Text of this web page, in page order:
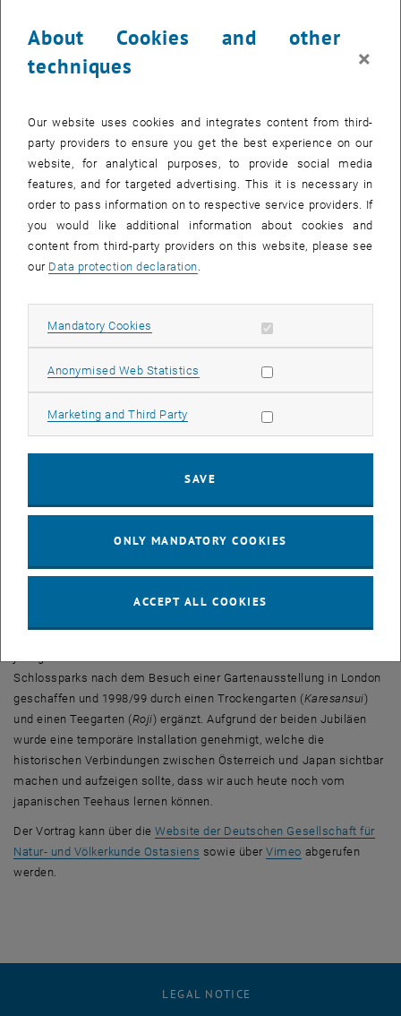
© Iris Mach | TU Wien
Learning from the Japanese Teahouse
Announcement Lecture
Dr. Iris Mach: „Lernen vom japanischen Teehaus. Im Kontext des
150-jährigen Jubiläums der Wiener Weltausstellung“
Das Jahr 2023 markiert das 150-jährige Jubiläum der Wiener
Weltausstellung (1873), an der Japan erstmals nach seiner über
250-jährigen Abschottung („sakoku“, ca. 1603-1868) teilnahm. Die
dort gezeigten Kunstgegenstände und architektonischen Modelle
des „Japonismus“ in Europa, deren Einflüsse bis heute fortdauern.
Auf den Spuren dieser kulturellen Wechselwirkungen widmete sich
dem japanischen Teehaus (Chashitsu
), welches bereits seit
Studierende der Architekturfakultät der TU Wien setzten sich mit der
Architektursprache übersetzt und für die heutige Architekturpraxis
aufgezeigt, das nachweislich von der japanischen Architektur
Schlossparks nach dem Besuch einer Gartenausstellung in London
geschaffen und 1998/99 durch einen Trockengarten (Karesansui)
und einen Teegarten (Roji) ergänzt. Aufgrund der beiden Jubiläen
wurde eine temporäre Installation genehmigt, welche die
historischen Verbindungen zwischen Österreich und Japan sichtbar
machen und aufzeigen sollte, dass wir auch heute noch vom
japanischen Teehaus lernen können.
Der Vortrag kann über dieWebsite der Deutschen Gesellschaft für
Natur- und Völkerkunde Ostasiens , opens an external URL in a new
sowie überVimeo , opens an
abgerufen
werden.
LEGAL NOTICE
About Cookies and other
techniques
×
Our website uses cookies and integrates content from third-
party providers to ensure you get the best experience on our
website, for analytical purposes, to provide social media
features, and for targeted advertising. This it is necessary in
order to pass information on to respective service providers. If
you would like additional information about cookies and
content from third-party providers on this website, please see
our Data protection declaration
Mandatory Cookies Allow mandatory cookies
Anonymised Web Statistics Allow statistic cookies
Marketing and Third Party Allow marketing cookies
SAVE
ONLY MANDATORY COOKIES
ACCEPT ALL COOKIES